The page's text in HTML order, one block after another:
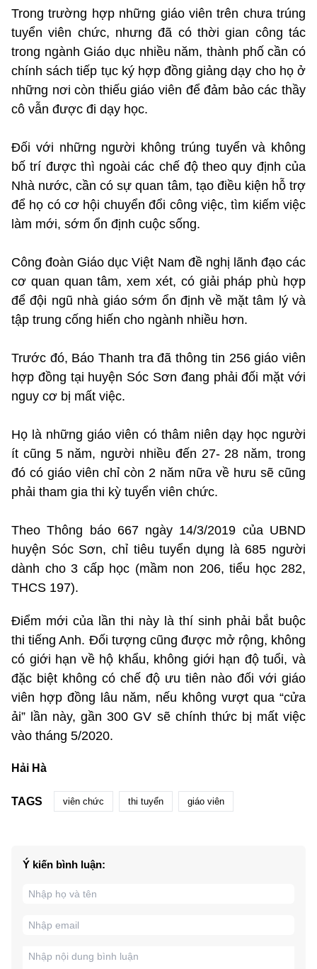
Trong trường hợp những giáo viên trên chưa trúng
tuyển viên chức, nhưng đã có thời gian công tác
trong ngành Giáo dục nhiều năm, thành phố cần có
chính sách tiếp tục ký hợp đồng giảng dạy cho họ ở
những nơi còn thiếu giáo viên để đảm bảo các thầy
cô vẫn được đi dạy học.
Đối với những người không trúng tuyển và không
bố trí được thì ngoài các chế độ theo quy định của
Nhà nước, cần có sự quan tâm, tạo điều kiện hỗ trợ
để họ có cơ hội chuyển đổi công việc, tìm kiếm việc
làm mới, sớm ổn định cuộc sống.
Công đoàn Giáo dục Việt Nam đề nghị lãnh đạo các
cơ quan quan tâm, xem xét, có giải pháp phù hợp
để đội ngũ nhà giáo sớm ổn định về mặt tâm lý và
tập trung cống hiến cho ngành nhiều hơn.
Trước đó, Báo Thanh tra đã thông tin 256 giáo viên
hợp đồng tại huyện Sóc Sơn đang phải đối mặt với
nguy cơ bị mất việc.
Họ là những giáo viên có thâm niên dạy học người
ít cũng 5 năm, người nhiều đến 27- 28 năm, trong
đó có giáo viên chỉ còn 2 năm nữa về hưu sẽ cũng
phải tham gia thi kỳ tuyển viên chức.
Theo Thông báo 667 ngày 14/3/2019 của UBND
huyện Sóc Sơn, chỉ tiêu tuyển dụng là 685 người
dành cho 3 cấp học (mầm non 206, tiểu học 282,
THCS 197).
Điểm mới của lần thi này là thí sinh phải bắt buộc
thi tiếng Anh. Đối tượng cũng được mở rộng, không
có giới hạn về hộ khẩu, không giới hạn độ tuổi, và
đặc biệt không có chế độ ưu tiên nào đối với giáo
viên hợp đồng lâu năm, nếu không vượt qua “cửa
ải” lần này, gần 300 GV sẽ chính thức bị mất việc
vào tháng 5/2020.
Hải Hà
TAGS viên chức thi tuyển giáo viên
Ý kiến bình luận: